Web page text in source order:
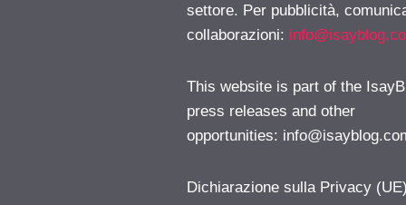
settore. Per pubblicità,
collaborazioni:
This website is part of the
press releases and other
opportunities:
Dichiarazione sulla Privacy